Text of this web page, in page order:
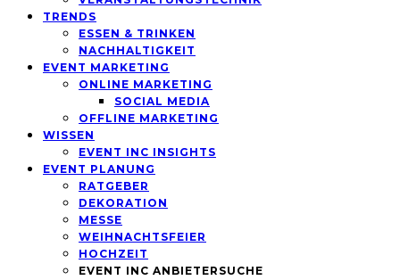
TRENDS
ESSEN & TRINKEN
NACHHALTIGKEIT
EVENT MARKETING
ONLINE MARKETING
SOCIAL MEDIA
OFFLINE MARKETING
WISSEN
EVENT INC INSIGHTS
EVENT PLANUNG
RATGEBER
DEKORATION
MESSE
WEIHNACHTSFEIER
HOCHZEIT
EVENT INC ANBIETERSUCHE